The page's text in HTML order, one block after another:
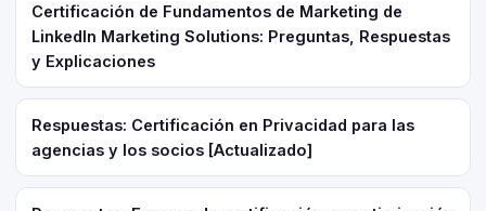
Certificación de Fundamentos de Marketing de
LinkedIn Marketing Solutions: Preguntas, Respuestas
y Explicaciones
Respuestas: Certificación en Privacidad para las
agencias y los socios [Actualizado]